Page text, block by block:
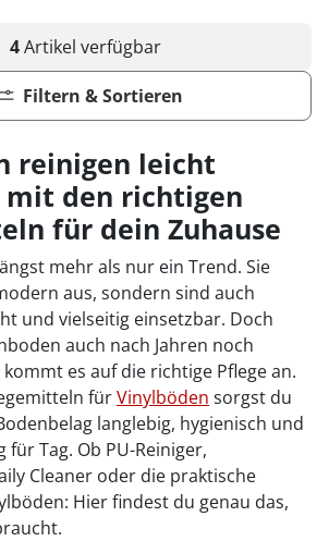
4Artikel verfügbar
Filtern & Sortieren
reinigen leicht
mit den richtigen
für dein Zuhause
mehr als nur ein Trend. Sie
aus, sondern sind auch
und vielseitig einsetzbar. Doch
auch nach Jahren noch
es auf die richtige Pflege an.
fürVinylböden sorgst du
langlebig, hygienisch und
für Tag. Ob PU-Reiniger,
Cleaner oder die praktische
Hier findest du genau das,